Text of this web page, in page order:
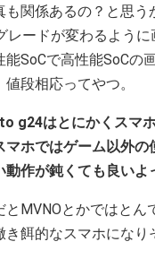
も関係あるの？と思う
レードが変わるよう
能SoCで高性能SoCの
段相応ってやつ。
g24はとにかくスマ
マホではゲーム以外の
作が鈍くても良いよ
とMVNOとかではとん
餌的なスマホになり